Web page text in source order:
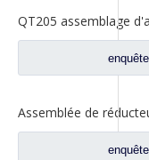
enquête
enquête